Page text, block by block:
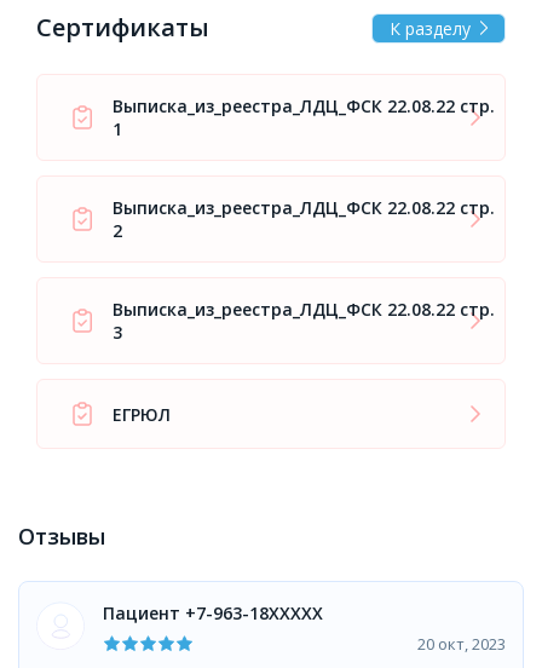
Сертификаты К разделу
Выписка_из_реестра_ЛДЦ_ФСК 22.08.22 стр.
1
Выписка_из_реестра_ЛДЦ_ФСК 22.08.22 стр.
2
Выписка_из_реестра_ЛДЦ_ФСК 22.08.22 стр.
3
ЕГРЮЛ
Отзывы
Пациент +7-963-18XXXXX
20 окт, 2023